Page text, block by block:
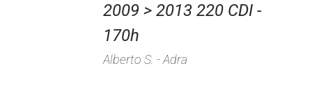
2009 > 2013 220 CDI -
170h
Alberto S. - Adra